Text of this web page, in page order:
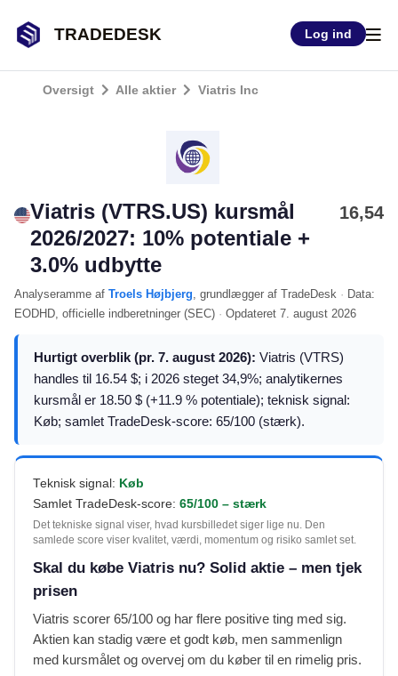
TRADEDESK Log ind
Oversigt Alle aktier Viatris Inc
Viatris (VTRS.US) kursmål
2026/2027: 10% potentiale +
3.0% udbytte
16,54
Analyseramme af Troels Højbjerg, grundlægger af TradeDesk · Data:
EODHD, officielle indberetninger (SEC) · Opdateret 7. august 2026
Hurtigt overblik (pr. 7. august 2026): Viatris (VTRS)
handles til 16.54 $; i 2026 steget 34,9%; analytikernes
kursmål er 18.50 $ (+11.9 % potentiale); teknisk signal:
Køb; samlet TradeDesk-score: 65/100 (stærk).
Teknisk signal: Køb
Samlet TradeDesk-score: 65/100 – stærk
Det tekniske signal viser, hvad kursbilledet siger lige nu. Den
samlede score viser kvalitet, værdi, momentum og risiko samlet set.
Skal du købe Viatris nu? Solid aktie – men tjek
prisen
Viatris scorer 65/100 og har flere positive ting med sig.
Aktien kan stadig være et godt køb, men sammenlign
med kursmålet og overvej om du køber til en rimelig pris.